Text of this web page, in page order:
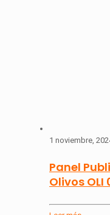
1 noviembre,
Panel
Olivos OLI